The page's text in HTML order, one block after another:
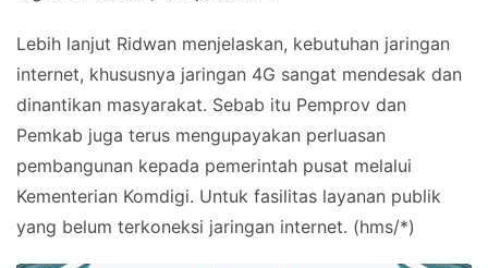
Lebih lanjut Ridwan menjelaskan, kebutuhan jaringan
internet, khususnya jaringan 4G sangat mendesak dan
dinantikan masyarakat. Sebab itu Pemprov dan
Pemkab juga terus mengupayakan perluasan
pembangunan kepada pemerintah pusat melalui
Kementerian Komdigi. Untuk fasilitas layanan publik
yang belum terkoneksi jaringan internet. (hms/*)